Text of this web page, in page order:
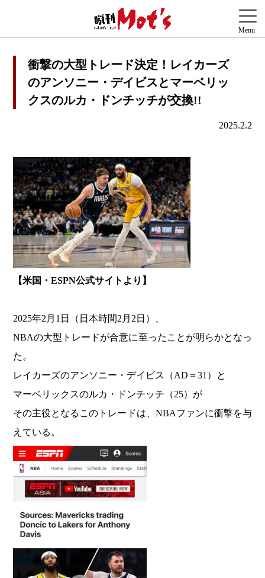
衝撃の大型トレード決定！レイカーズ
のアンソニー・デイビスとマーベリッ
クスのルカ・ドンチッチが交換!!
2025.2.2
【米国・ESPN公式サイトより】
2025年2月1日（日本時間2月2日）、
NBAの大型トレードが合意に至ったことが明らかとなっ
た。
レイカーズのアンソニー・デイビス（AD＝31）と
マーベリックスのルカ・ドンチッチ（25）が
その主役となるこのトレードは、NBAファンに衝撃を与
えている。